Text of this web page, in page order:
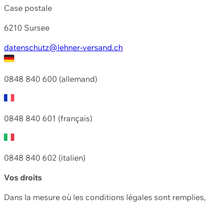
Case postale
6210 Sursee
datenschutz@lehner-versand.ch
0848 840 600 (allemand)
0848 840 601 (français)
0848 840 602 (italien)
Vos droits
Dans la mesure où les conditions légales sont remplies,